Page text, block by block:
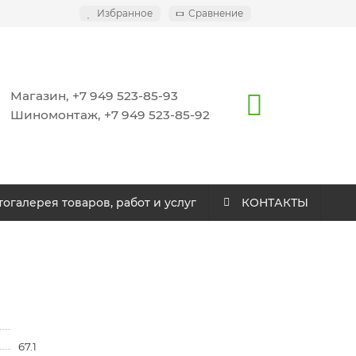
Избранное Сравнение
Магазин, +7 949 523-85-93
Шиномонтаж, +7 949 523-85-92
товаров, работ и услуг КОНТАКТЫ
67.1